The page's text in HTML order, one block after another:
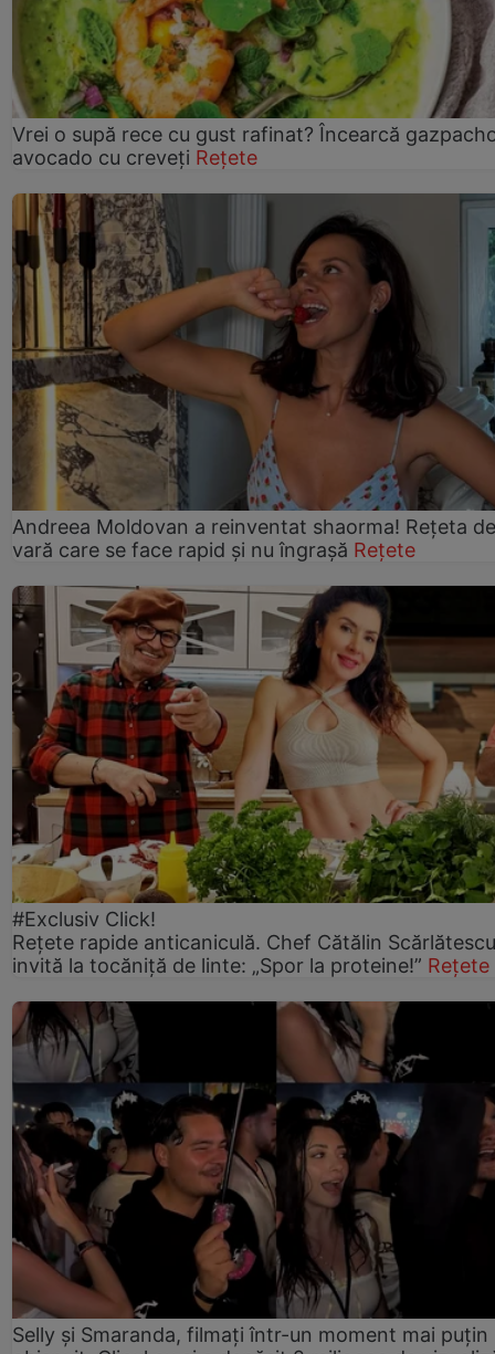
Vrei o supă rece cu gust rafinat? Încearcă
avocado cu creveți Rețete
Andreea Moldovan a reinventat shaorma! Rețeta de
vară care se face rapid și nu îngrașă Rețete
#Exclusiv Click!
Rețete rapide anticaniculă. Chef Cătălin
invită la tocăniță de linte: „Spor la proteine!” Rețete
Selly și Smaranda, filmați într-un moment mai puțin